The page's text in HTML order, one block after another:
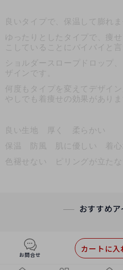
良いタイプで、保温して膨れま
ゆったりとしたタイプで、痩
こしていることにバイバイと言
ショルダースロープドロップ
ザインです。
何度もタイプを変えてデザイ
やしでも着痩せの効果がありま
良い生地 厚く 柔らかい
保温 防風 肌に優しい 着心
色褪せない ピリングが立た
おすすめ
お問合せ
カートに入